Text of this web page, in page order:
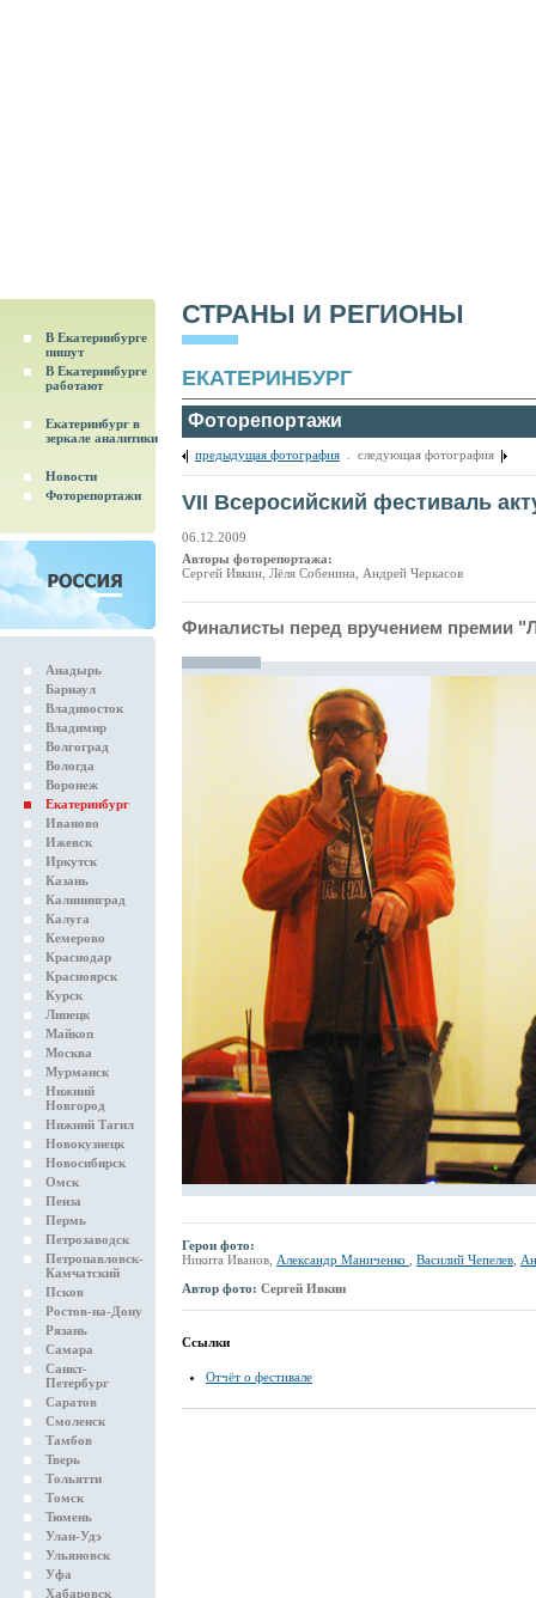
В Екатеринбурге
пишут
В Екатеринбурге
работают
Екатеринбург в
зеркале аналитики
Новости
Фоторепортажи
Анадырь
Барнаул
Владивосток
Владимир
Волгоград
Вологда
Воронеж
Екатеринбург
Иваново
Ижевск
Иркутск
Казань
Калининград
Калуга
Кемерово
Краснодар
Красноярск
Курск
Липецк
Майкоп
Москва
Мурманск
Нижний
Новгород
Нижний Тагил
Новокузнецк
Новосибирск
Омск
Пенза
Пермь
Петрозаводск
Петропавловск-
Камчатский
Псков
Ростов-на-Дону
Рязань
Самара
Санкт-
Петербург
Саратов
Смоленск
Тамбов
Тверь
Тольятти
Томск
Тюмень
Улан-Удэ
Ульяновск
Уфа
Хабаровск
СТРАНЫ И РЕГИОНЫ
ЕКАТЕРИНБУРГ
Фоторепортажи
предыдущая фотография . следующая фотография
VII Всеросийский фестиваль
06.12.2009
Авторы фоторепортажа:
Сергей Ивкин, Лёля Собенина, Андрей Черкасов
Финалисты перед вручением премии
Герои фото:
Никита Иванов, Александр Маниченко Василий Чепелев
Автор фото: Сергей Ивкин
Ссылки
Отчёт о фестивале